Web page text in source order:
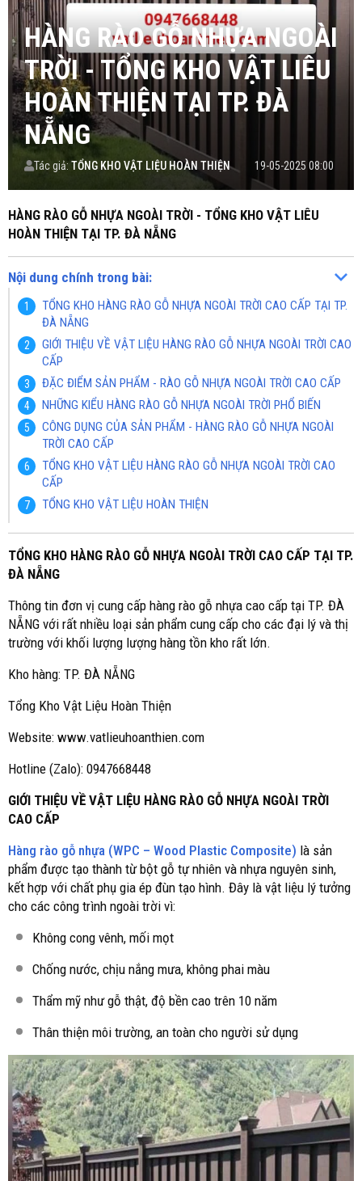
HÀNG RÀO GỖ NHỰA NGOÀI
TRỜI - TỔNG KHO VẬT LIÊU
HOÀN THIỆN TẠI TP. ĐÀ
NẴNG
Tác giả: TỔNG KHO VẬT LIỆU HOÀN THIỆN 19-05-2025 08:00
HÀNG RÀO GỖ NHỰA NGOÀI TRỜI - TỔNG KHO VẬT LIÊU
HOÀN THIỆN TẠI TP. ĐÀ NẴNG
Nội dung chính trong bài:
TỔNG KHO HÀNG RÀO GỖ NHỰA NGOÀI TRỜI CAO CẤP TẠI TP.
ĐÀ NẴNG
GIỚI THIỆU VỀ VẬT LIỆU HÀNG RÀO GỖ NHỰA NGOÀI TRỜI CAO
CẤP
ĐẶC ĐIỂM SẢN PHẨM - RÀO GỖ NHỰA NGOÀI TRỜI CAO CẤP
NHỮNG KIỂU HÀNG RÀO GỖ NHỰA NGOÀI TRỜI PHỔ BIẾN
CÔNG DỤNG CỦA SẢN PHẨM - HÀNG RÀO GỖ NHỰA NGOÀI
TRỜI CAO CẤP
TỔNG KHO VẬT LIỆU HÀNG RÀO GỖ NHỰA NGOÀI TRỜI CAO
CẤP
TỔNG KHO VẬT LIỆU HOÀN THIỆN
TỔNG KHO HÀNG RÀO GỖ NHỰA NGOÀI TRỜI CAO CẤP TẠI TP.
ĐÀ NẴNG
Thông tin đơn vị cung cấp hàng rào gỗ nhựa cao cấp tại TP. ĐÀ
NẴNG với rất nhiều loại sản phẩm cung cấp cho các đại lý và thị
trường với khối lượng lượng hàng tồn kho rất lớn.
Kho hàng: TP. ĐÀ NẴNG
Tổng Kho Vật Liệu Hoàn Thiện
Website: www.vatlieuhoanthien.com
Hotline (Zalo): 0947668448
GIỚI THIỆU VỀ VẬT LIỆU HÀNG RÀO GỖ NHỰA NGOÀI TRỜI
CAO CẤP
Hàng rào gỗ nhựa (WPC – Wood Plastic Composite) là sản
phẩm được tạo thành từ bột gỗ tự nhiên và nhựa nguyên sinh,
kết hợp với chất phụ gia ép đùn tạo hình. Đây là vật liệu lý tưởng
cho các công trình ngoài trời vì:
Không cong vênh, mối mọt
Chống nước, chịu nắng mưa, không phai màu
Thẩm mỹ như gỗ thật, độ bền cao trên 10 năm
Thân thiện môi trường, an toàn cho người sử dụng